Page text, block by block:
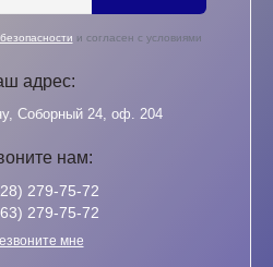
и согласен с условиями
адрес:
Соборный 24, оф. 204
нам:
279-75-72
279-75-72
мне